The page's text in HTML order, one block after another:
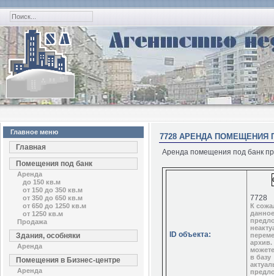
Главное меню
Главная
Помещения под банк
Аренда
до 150 кв.м
от 150 до 350 кв.м
от 350 до 650 кв.м
от 650 до 1250 кв.м
от 1250 кв.м
Продажа
Здания, особняки
Аренда
Помещения в Бизнес-центре
Аренда
7728 АРЕНДА ПОМЕЩЕНИЯ
Аренда помещения под банк
ID объекта:
7728
К
данное
в базу